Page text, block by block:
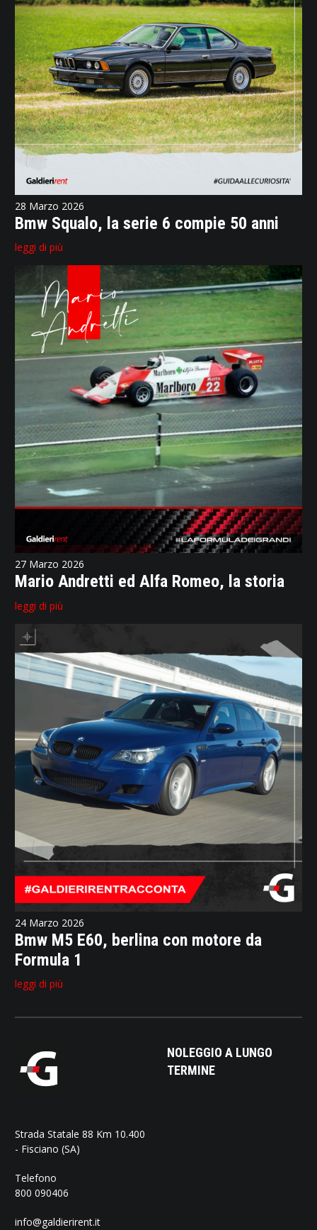
28 Marzo 2026
Bmw Squalo, la serie 6 compie 50 anni
leggi di più
27 Marzo 2026
Mario Andretti ed Alfa Romeo, la storia
leggi di più
24 Marzo 2026
Bmw M5 E60, berlina con motore da
Formula 1
leggi di più
Strada Statale 88 Km 10.400
- Fisciano (SA)
Telefono
800 090406
info@galdierirent.it
NOLEGGIO A LUNGO
TERMINE